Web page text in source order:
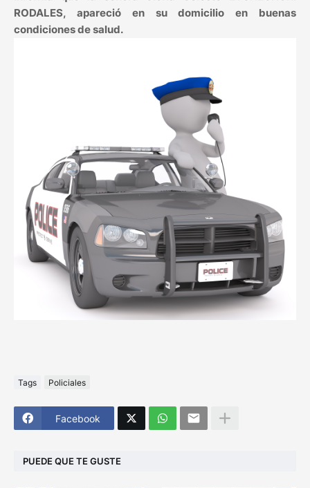
RODALES, apareció en su domicilio en buenas
condiciones de salud.
Tags Policiales
Facebook
PUEDE QUE TE GUSTE